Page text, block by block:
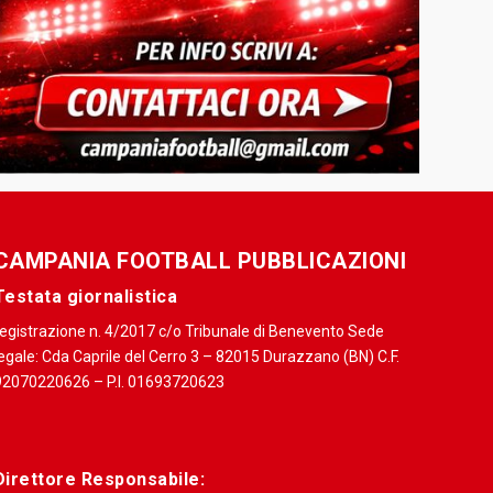
FOOTBALL PUBBLICAZIONI
giornalistica
n. 4/2017 c/o Tribunale di Benevento Sede
Cda Caprile del Cerro 3 – 82015 Durazzano (BN) C.F.
– P.I. 01693720623
Responsabile: